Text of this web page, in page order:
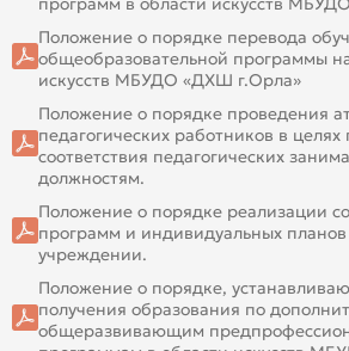
Положение о порядке перевода
общеобразовательной программы
искусств МБУДО «ДХШ г.Орла»
Положение о порядке проведения
педагогических работников в
соответствия педагогических
должностям.
Положение о порядке реализации
программ и индивидуальных
учреждении.
Положение о порядке,
получения образования по
общеразвивающим